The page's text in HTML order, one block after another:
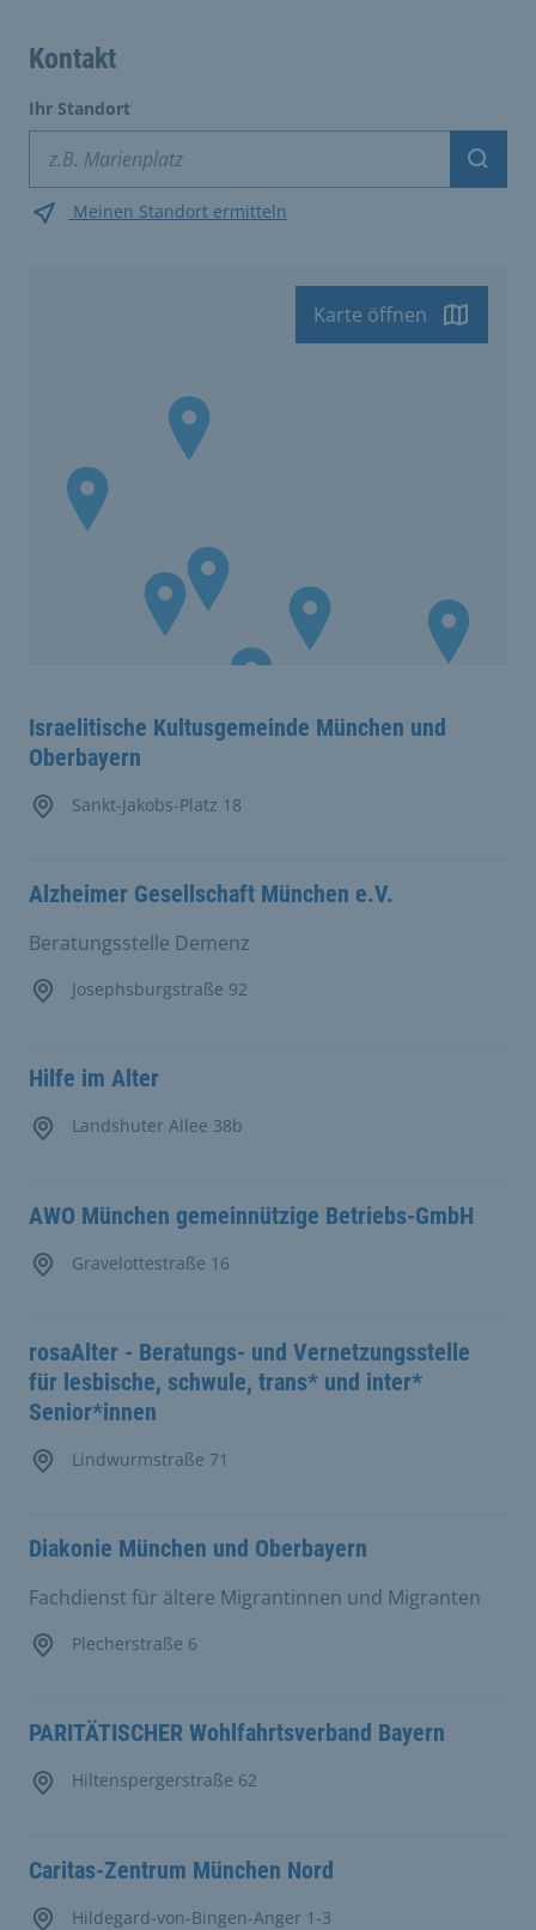
Kontakt
Ihr Standort
Meinen Standort ermitteln
Karte öffnen
Israelitische Kultusgemeinde München und
Oberbayern
Sankt-Jakobs-Platz 18
Beratungsstelle Demenz
Alzheimer Gesellschaft München e.V.
Josephsburgstraße 92
Hilfe im Alter
Landshuter Allee 38b
AWO München gemeinnützige Betriebs-GmbH
Gravelottestraße 16
rosaAlter - Beratungs- und Vernetzungsstelle
für lesbische, schwule, trans* und inter*
Senior*innen
Lindwurmstraße 71
Fachdienst für ältere Migrantinnen und Migranten
Diakonie München und Oberbayern
Plecherstraße 6
PARITÄTISCHER Wohlfahrtsverband Bayern
Hiltenspergerstraße 62
Caritas-Zentrum München Nord
Hildegard-von-Bingen-Anger 1-3